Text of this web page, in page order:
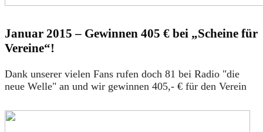
Januar 2015 – Gewinnen 405 € bei „Scheine für
Vereine“!
Dank unserer vielen Fans rufen doch 81 bei Radio "die
neue Welle" an und wir gewinnen 405,- € für den Verein